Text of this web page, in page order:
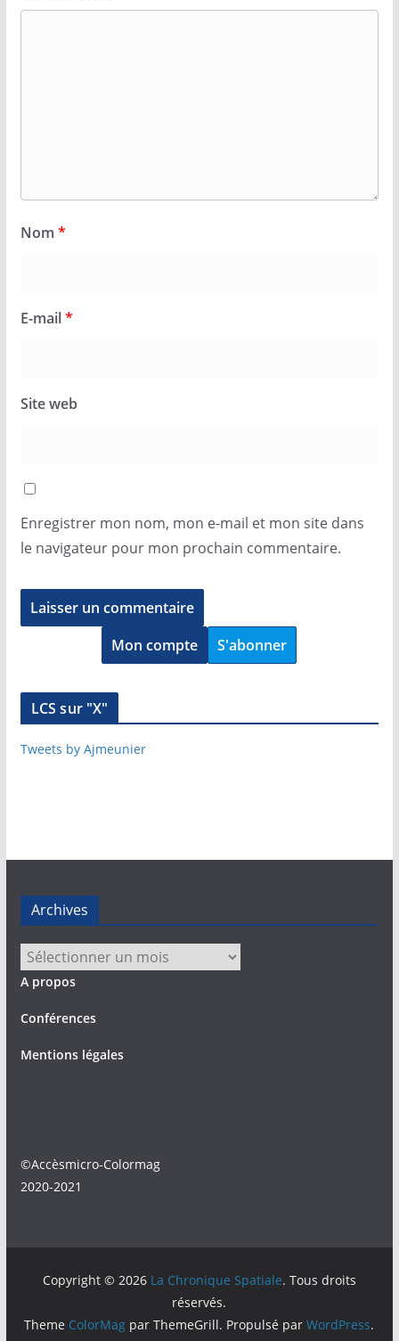
Nom *
E-mail*
Site web
Enregistrer mon nom, mon e-mail et mon site dans
le navigateur pour mon prochain commentaire.
Mon compte S'abonner
LCS sur "X"
Tweets by Ajmeunier
Archives
Archives
A propos
Conférences
Mentions légales
©Accèsmicro-Colormag
2020-2021
Copyright © 2026 La Chronique Spatiale. Tous droits
réservés.
Theme ColorMag par ThemeGrill. Propulsé parWordPress.